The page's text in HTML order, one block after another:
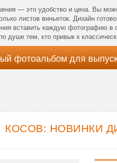
— это удобство и цена. Вы
листов виньеток. Дизайн
вставить каждую фотографию
душе тем, кто привык к
фотоальбом для
КОСОВ: НОВИНКИ